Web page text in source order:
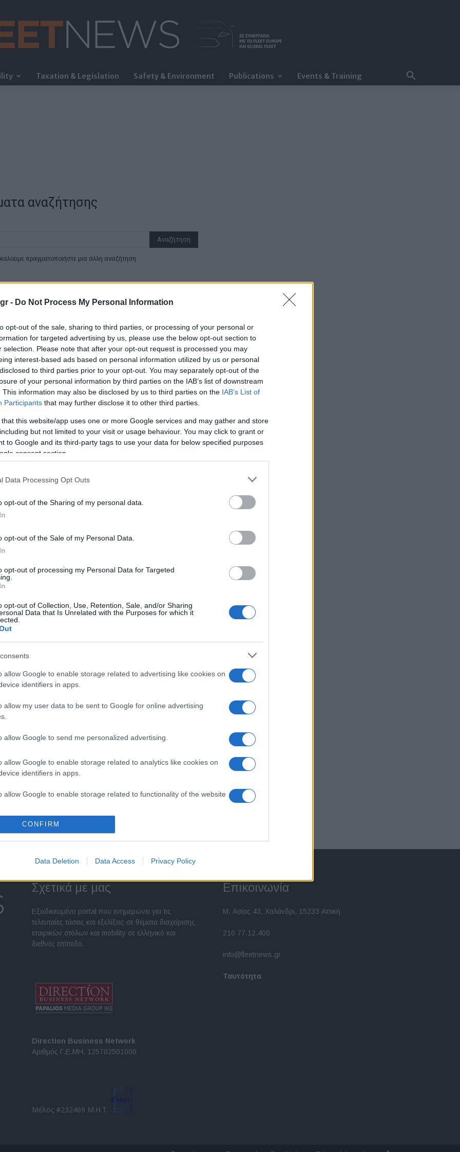
- Do Not Process My Personal Information
opt-out of the sale, sharing to third parties, or processing of your personal or
for targeted advertising by us, please use the below opt-out section to
selection. Please note that after your opt-out request is processed you may
interest-based ads based on personal information utilized by us or personal
to third parties prior to your opt-out. You may separately opt-out of the
of your personal information by third parties on the IAB’s list of downstream
This information may also be disclosed by us to third parties on the IAB’s List of
Participants that may further disclose it to other third parties.
that this website/app uses one or more Google services and may gather and store
but not limited to your visit or usage behaviour. You may click to grant or
to Google and its third-party tags to use your data for below specified purposes
consent section.
Data Processing Opt Outs
opt-out of the Sharing of my personal data.
opt-out of the Sale of my Personal Data.
opt-out of processing my Personal Data for Targeted
opt-out of Collection, Use, Retention, Sale, and/or Sharing
Data that Is Unrelated with the Purposes for which it
allow Google to enable storage related to advertising like cookies on
identifiers in apps.
allow my user data to be sent to Google for online advertising
allow Google to send me personalized advertising.
allow Google to enable storage related to analytics like cookies on
identifiers in apps.
allow Google to enable storage related to functionality of the website
allow Google to enable storage related to personalization.
functionality and fraud prevention, and other user protection.
CONFIRM
Data Deletion Data Access Privacy Policy
FleetNews
Taxation & Legislation Safety & Environment Publications Events & Training
αναζήτησης
πραγματοποιήστε μια άλλη αναζήτηση
τη μεγαλύτερη αύξηση μεριδίου αγοράς στην
του 2021, σύμφωνα με την ανάλυση της JATO Dynamics.
στα μέλη του CEO Clubs
δράση προχώρησαν ΔΕΗ, LeasePlan Hellas και Volvo
υλοποίηση ενεργειών για την προώθηση της
τον Ιανουάριο του 2021
Ιανουάριο του 2021 στην ευρωπαϊκή αγορά δεν ήταν
of tomorrow: τι έπεται στην
και την αστική κινητικότητα στην Ελλάδα
2019 στις 9-17 Νοεμβρίου
καινοτόμων τεχνολογιών αλλά και 32 πανελλαδικές
της μοναδικής ενημέρωσης και απόλαυσης στους
έκθεσης...
Σελίδα 12 από 12
Σχετικά με μας
Εξειδικευμένο portal που ενημερώνει για τις
τελευταίες τάσεις και εξελίξεις σε θέματα διαχείρισης
εταιρικών στόλων και mobility σε ελληνικό και
διεθνές επίπεδο.
Direction Business Network
Αριθμός Γ.Ε.ΜΗ. 125702501000
Μέλος #232469 Μ.Η.Τ.
Επικοινωνία
Μ. Ασίας 43, Χαλάνδρι, 15233 Αττική
210 77.12.400
info@fleetnews.gr
Ταυτότητα